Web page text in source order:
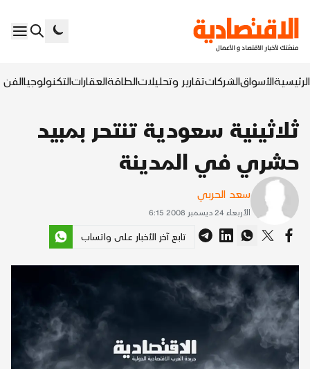
الرئيسيةالأسواقالشركاتتقارير وتحليلاتالطاقةالعقاراتالتكنولوجياالفن
ثلاثينية سعودية تنتحر بمبيد
حشري في المدينة
سعد الحربي
الأربعاء 24 ديسمبر 2008 6:15
تابع آخر الأخبار على واتساب